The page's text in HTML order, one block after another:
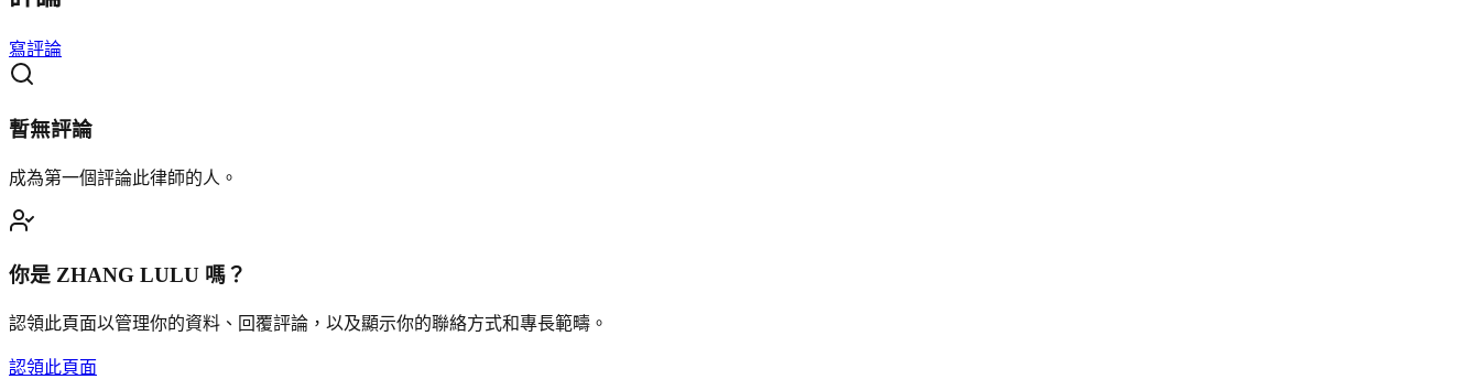
寫評論
暫無評論
成為第一個評論此律師的人。
你是 ZHANG LULU 嗎？
認領此頁面以管理你的資料、回覆評論，以及顯示你的聯絡方式和專長範疇。
認領此頁面